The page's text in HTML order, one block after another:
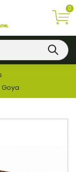
0